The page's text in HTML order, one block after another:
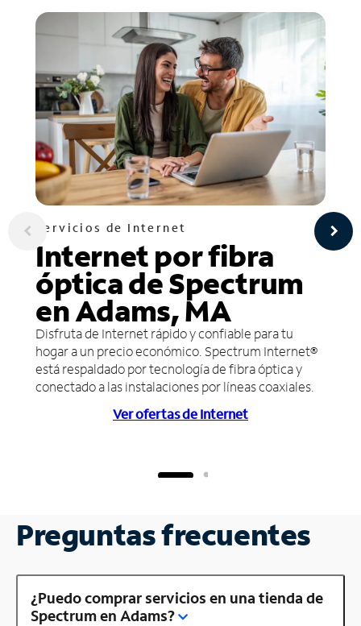
Servicios de Internet
Internet por fibra
óptica de Spectrum
en Adams, MA
Disfruta de Internet rápido y confiable para tu
hogar a un precio económico. Spectrum Internet®
está respaldado por tecnología de fibra óptica y
conectado a las instalaciones por líneas coaxiales.
Ver ofertas de Internet
Preguntas frecuentes
¿Puedo comprar servicios en una tienda de
Spectrum en Adams?